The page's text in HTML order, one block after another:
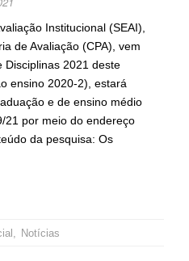
Institucional (SEAI),
de Avaliação (CPA), vem
Disciplinas 2021 deste
ensino 2020-2), estará
e de ensino médio
21 por meio do endereço
da pesquisa: Os
Notícias